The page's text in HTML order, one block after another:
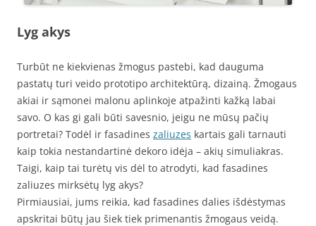
Lyg akys
Turbūt ne kiekvienas žmogus pastebi, kad dauguma
pastatų turi veido prototipo architektūrą, dizainą. Žmogaus
akiai ir sąmonei malonu aplinkoje atpažinti kažką labai
savo. O kas gi gali būti savesnio, jeigu ne mūsų pačių
portretai? Todėl ir fasadines zaliuzes kartais gali tarnauti
kaip tokia nestandartinė dekoro idėja – akių simuliakras.
Taigi, kaip tai turėtų vis dėl to atrodyti, kad fasadines
zaliuzes mirksėtų lyg akys?
Pirmiausiai, jums reikia, kad fasadines dalies išdėstymas
apskritai būtų jau šiek tiek primenantis žmogaus veidą.